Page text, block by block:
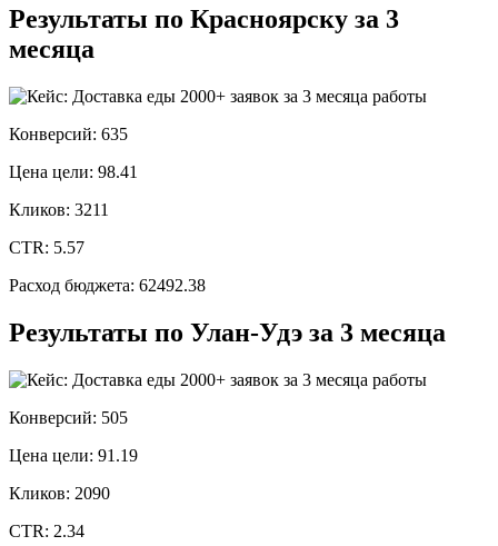
Результаты по Красноярску за 3
месяца
Конверсий: 635
Цена цели: 98.41
Кликов: 3211
CTR: 5.57
Расход бюджета: 62492.38
Результаты по Улан-Удэ за 3 месяца
Конверсий: 505
Цена цели: 91.19
Кликов: 2090
CTR: 2.34